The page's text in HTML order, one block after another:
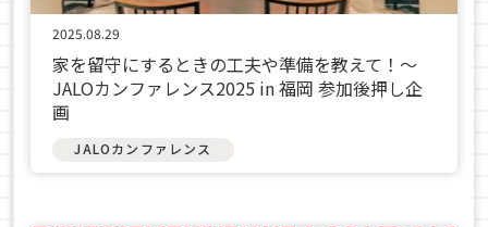
2025.08.29
家を留守にするときの工夫や準備を教えて！～
JALOカンファレンス2025 in 福岡 参加後押し企
画
JALOカンファレンス